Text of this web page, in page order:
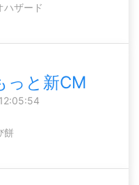
ハザード
っと新CM
餅